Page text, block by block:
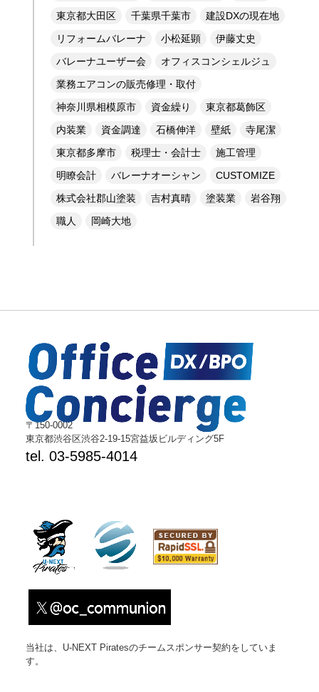
東京都大田区
千葉県千葉市
建設DXの現在地
リフォームバレーナ
小松延顕
伊藤丈史
バレーナユーザー会
オフィスコンシェルジュ
業務エアコンの販売修理・取付
神奈川県相模原市
資金繰り
東京都葛飾区
内装業
資金調達 石橋伸洋 壁紙
寺尾潔
東京都多摩市
税理士・会計士
施工管理
明瞭会計
バレーナオーシャン
CUSTOMIZE
株式会社郡山塗装
吉村真晴 塗装業
岩谷翔
職人
岡崎大地
〒150-0002
東京都渋谷区渋谷2-19-15宮益坂ビルディング5F
tel. 03-5985-4014
当社は、U-NEXT Piratesのチームスポンサー契約をしていま
す。